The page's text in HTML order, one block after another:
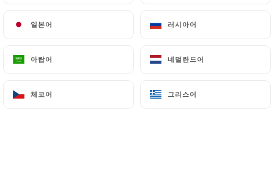
일본어 러시아어
아랍어 네덜란드어
체코어 그리스어
일본어 러시아어
아랍어 네덜란드어
체코어 그리스어